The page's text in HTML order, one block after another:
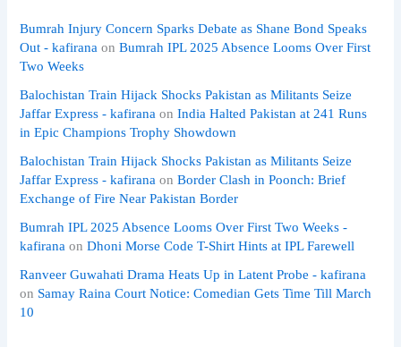
Bumrah Injury Concern Sparks Debate as Shane Bond Speaks
Out - kafirana onBumrah IPL 2025 Absence Looms Over First
Two Weeks
Balochistan Train Hijack Shocks Pakistan as Militants Seize
Jaffar Express - kafirana onIndia Halted Pakistan at 241 Runs
in Epic Champions Trophy Showdown
Balochistan Train Hijack Shocks Pakistan as Militants Seize
Jaffar Express - kafirana onBorder Clash in Poonch: Brief
Exchange of Fire Near Pakistan Border
Bumrah IPL 2025 Absence Looms Over First Two Weeks -
kafirana onDhoni Morse Code T-Shirt Hints at IPL Farewell
Ranveer Guwahati Drama Heats Up in Latent Probe - kafirana
on Samay Raina Court Notice: Comedian Gets Time Till March
10